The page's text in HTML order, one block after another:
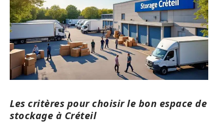
Les critères pour choisir le bon espace de
stockage à Créteil